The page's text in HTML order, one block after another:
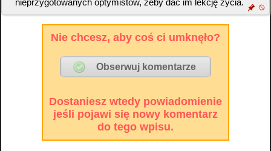
Nie chcesz, aby coś ci umknęło?
Dostaniesz wtedy powiadomienie
jeśli pojawi się nowy komentarz
do tego wpisu.